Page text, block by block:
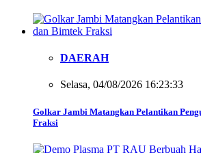
DAERAH
Selasa, 04/08/2026 16:23:33
Golkar Jambi Matangkan Pelantikan
Fraksi